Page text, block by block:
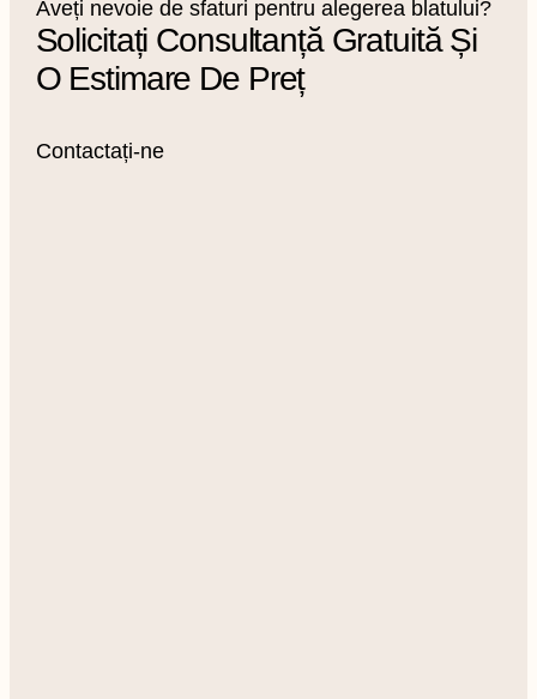
Aveți nevoie de sfaturi pentru alegerea blatului?
Solicitați Consultanță Gratuită Și
O Estimare De Preț
Contactați-ne